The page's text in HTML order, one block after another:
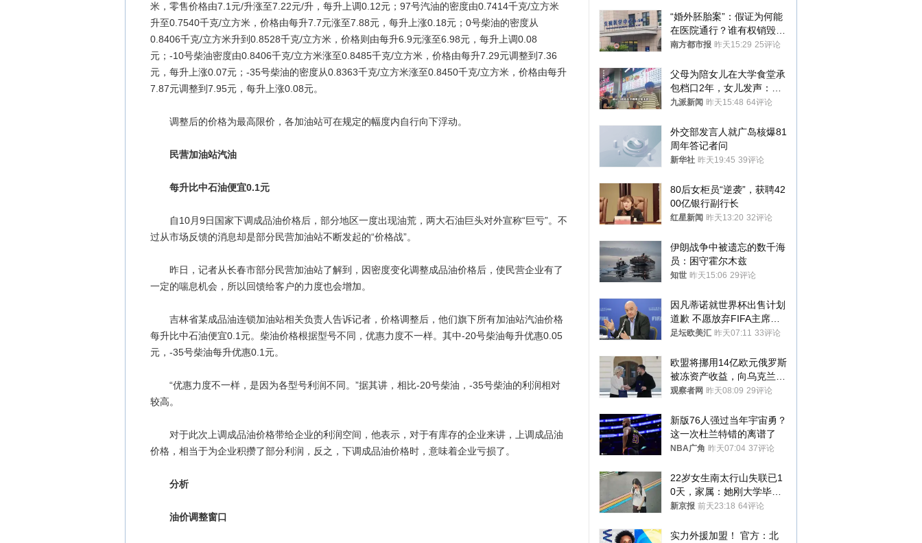
米，零售价格由7.1元/升涨至7.22元/升，每升上调0.12元；97号汽油的密度由0.7414千克/立方米
升至0.7540千克/立方米，价格由每升7.7元涨至7.88元，每升上涨0.18元；0号柴油的密度从
0.8406千克/立方米升到0.8528千克/立方米，价格则由每升6.9元涨至6.98元，每升上调0.08
元；-10号柴油密度由0.8406千克/立方米涨至0.8485千克/立方米，价格由每升7.29元调整到7.36
元，每升上涨0.07元；-35号柴油的密度从0.8363千克/立方米涨至0.8450千克/立方米，价格由每升
7.87元调整到7.95元，每升上涨0.08元。
调整后的价格为最高限价，各加油站可在规定的幅度内自行向下浮动。
民营加油站汽油
每升比中石油便宜0.1元
自10月9日国家下调成品油价格后，部分地区一度出现油荒，两大石油巨头对外宣称“巨亏”。不
过从市场反馈的消息却是部分民营加油站不断发起的“价格战”。
昨日，记者从长春市部分民营加油站了解到，因密度变化调整成品油价格后，使民营企业有了
一定的喘息机会，所以回馈给客户的力度也会增加。
吉林省某成品油连锁加油站相关负责人告诉记者，价格调整后，他们旗下所有加油站汽油价格
每升比中石油便宜0.1元。柴油价格根据型号不同，优惠力度不一样。其中-20号柴油每升优惠0.05
元，-35号柴油每升优惠0.1元。
“优惠力度不一样，是因为各型号利润不同。”据其讲，相比-20号柴油，-35号柴油的利润相对
较高。
对于此次上调成品油价格带给企业的利润空间，他表示，对于有库存的企业来讲，上调成品油
价格，相当于为企业积攒了部分利润，反之，下调成品油价格时，意味着企业亏损了。
分析
油价调整窗口
“婚外胚胎案”：假证为何能
在医院通行？谁有权销毁胚
胎？
南方都市报 昨天15:29 25评论
父母为陪女儿在大学食堂承
包档口2年，女儿发声：初
衷是为了陪伴，毕业后将不
九派新闻 昨天15:48 64评论
外交部发言人就广岛核爆81
周年答记者问
新华社 昨天19:45 39评论
80后女柜员“逆袭”，获聘42
00亿银行副行长
红星新闻 昨天13:20 32评论
伊朗战争中被遗忘的数千海
员：困守霍尔木兹
知世 昨天15:06 29评论
因凡蒂诺就世界杯出售计划
道歉 不愿放弃FIFA主席职
位
足坛欧美汇 昨天07:11 33评论
欧盟将挪用14亿欧元俄罗斯
被冻资产收益，向乌克兰提
供援助
观察者网 昨天08:09 29评论
新版76人强过当年宇宙勇？
这一次杜兰特错的离谱了
NBA广角 昨天07:04 37评论
22岁女生南太行山失联已1
0天，家属：她刚大学毕业
想到山里旅行
新京报 前天23:18 64评论
实力外援加盟！ 官方：北